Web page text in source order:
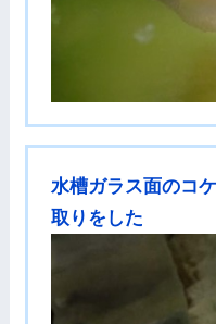
水槽ガラス面のコ
取りをした